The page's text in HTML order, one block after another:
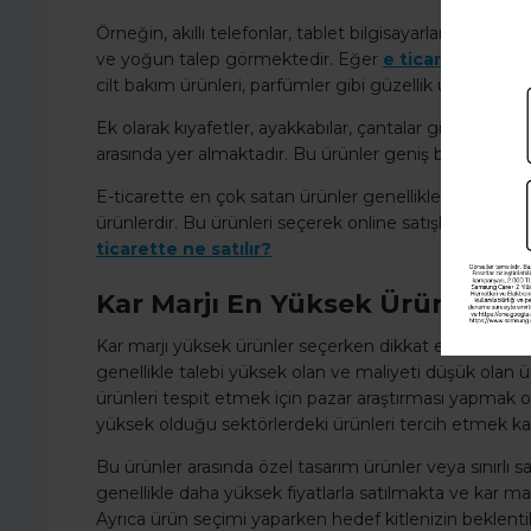
Örneğin, akıllı telefonlar, tablet bilgisayarlar,
ve yoğun talep görmektedir. Eğer e ticaret ne
cilt bakım ürünleri, parfümler gibi güzellik ürünleri
Ek olarak kıyafetler, ayakkabılar, çantalar gibi
arasında yer almaktadır. Bu ürünler geniş bir kitleye
E-ticarette en çok satan ürünler genellikle
ürünlerdir. Bu ürünleri seçerek online satışlarınızı
ticarette ne satılır?
Kar Marjı En Yüksek Ürünler
Kar marjı yüksek ürünler seçerken dikkat edilmesi
genellikle talebi yüksek olan ve maliyeti düşük olan
ürünleri tespit etmek için pazar araştırması
yüksek olduğu sektörlerdeki ürünleri tercih etmek kar
Bu ürünler arasında özel tasarım ürünler veya
genellikle daha yüksek fiyatlarla satılmakta ve kar
Ayrıca ürün seçimi yaparken hedef kitlenizin